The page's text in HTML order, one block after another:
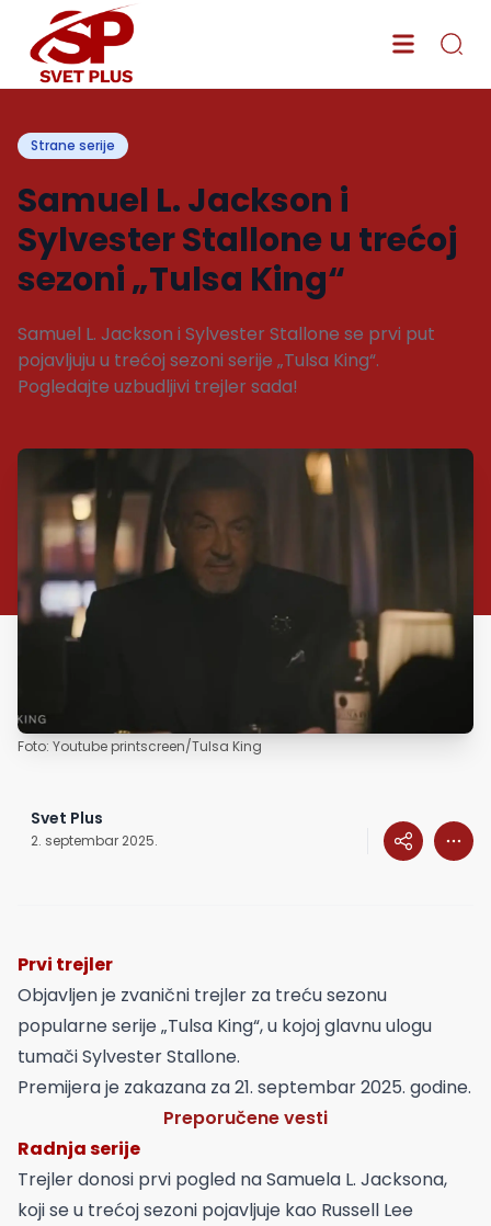
Strane serije
Samuel L. Jackson i
Sylvester Stallone u trećoj
sezoni „Tulsa King“
Samuel L. Jackson i Sylvester Stallone se prvi put
pojavljuju u trećoj sezoni serije „Tulsa King“.
Pogledajte uzbudljivi trejler sada!
Foto: Youtube printscreen/Tulsa King
Svet Plus
2. septembar 2025.
Prvi trejler
Objavljen je zvanični trejler za treću sezonu
popularne serije „Tulsa King“, u kojoj glavnu ulogu
tumači Sylvester Stallone.
Premijera je zakazana za 21. septembar 2025. godine.
Preporučene vesti
Radnja serije
Trejler donosi prvi pogled na Samuela L. Jacksona,
koji se u trećoj sezoni pojavljuje kao Russell Lee